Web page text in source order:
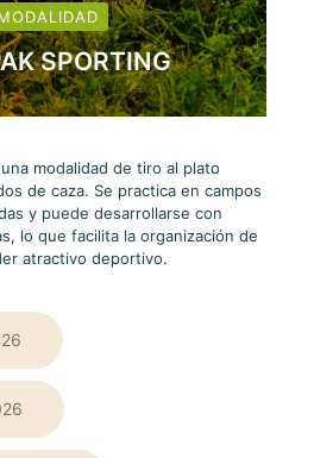
SPORTING
modalidad de tiro al plato
de caza. Se practica en campos
y puede desarrollarse con
lo que facilita la organización de
atractivo deportivo.